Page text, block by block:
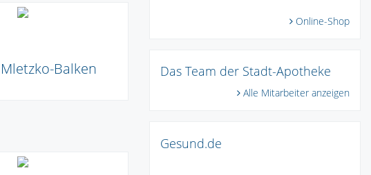
Balken
Online-Shop
Das Team der Stadt-Apotheke
Alle Mitarbeiter anzeigen
Gesund.de